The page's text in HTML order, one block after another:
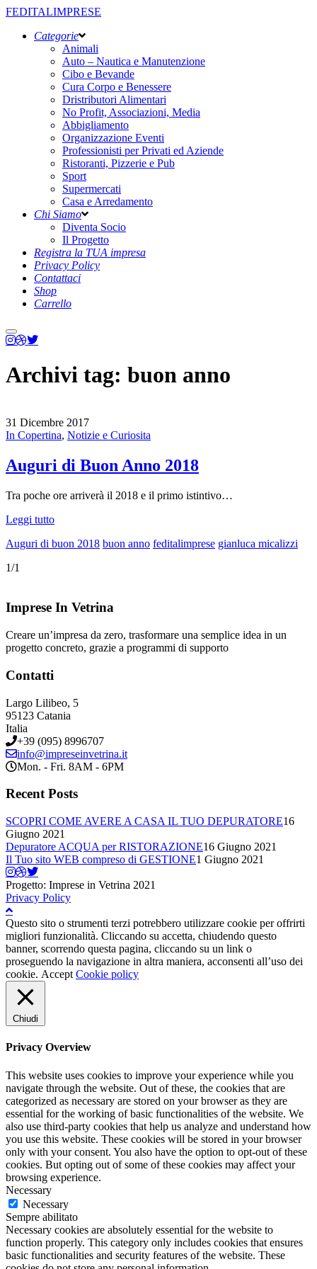
FEDITALIMPRESE
Categorie
Animali
Auto – Nautica e Manutenzione
Cibo e Bevande
Cura Corpo e Benessere
Dristributori Alimentari
No Profit, Associazioni, Media
Abbigliamento
Organizzazione Eventi
Professionisti per Privati ed Aziende
Ristoranti, Pizzerie e Pub
Sport
Supermercati
Casa e Arredamento
Chi Siamo
Diventa Socio
Il Progetto
Registra la TUA impresa
Privacy Policy
Contattaci
Shop
Carrello
Menu
principale
Archivi tag: buon anno
31 Dicembre 2017
In Copertina, Notizie e Curiosita
Auguri di Buon Anno 2018
Tra poche ore arriverà il 2018 e il primo istintivo…
Leggi tutto
Auguri di buon 2018 buon anno feditalimprese gianluca micalizzi
1/1
Imprese In Vetrina
Creare un’impresa da zero, trasformare una semplice idea in un
progetto concreto, grazie a programmi di supporto
Contatti
Largo Lilibeo, 5
95123 Catania
Italia
+39 (095) 8996707
info@impreseinvetrina.it
Mon. - Fri. 8AM - 6PM
Recent Posts
SCOPRI COME AVERE A CASA IL TUO DEPURATORE16
Giugno 2021
Depuratore ACQUA per RISTORAZIONE16 Giugno 2021
Il Tuo sito WEB compreso di GESTIONE1 Giugno 2021
Progetto: Imprese in Vetrina 2021
Privacy Policy
Questo sito o strumenti terzi potrebbero utilizzare cookie per offrirti
migliori funzionalità. Cliccando su accetta, chiudendo questo
banner, scorrendo questa pagina, cliccando su un link o
proseguendo la navigazione in altra maniera, acconsenti all’uso dei
cookie. Accept Cookie policy
Chiudi
Privacy Overview
This website uses cookies to improve your experience while you
navigate through the website. Out of these, the cookies that are
categorized as necessary are stored on your browser as they are
essential for the working of basic functionalities of the website. We
also use third-party cookies that help us analyze and understand how
you use this website. These cookies will be stored in your browser
only with your consent. You also have the option to opt-out of these
cookies. But opting out of some of these cookies may affect your
browsing experience.
Necessary
Necessary
Sempre abilitato
Necessary cookies are absolutely essential for the website to
function properly. This category only includes cookies that ensures
basic functionalities and security features of the website. These